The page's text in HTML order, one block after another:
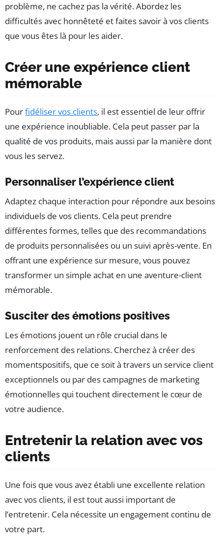
problème, ne cachez pas la vérité. Abordez les
difficultés avec honnêteté et faites savoir à vos clients
que vous êtes là pour les aider.
Créer une expérience client
mémorable
Pourfidéliser vos clients, il est essentiel de leur offrir
une expérience inoubliable. Cela peut passer par la
qualité de vos produits, mais aussi par la manière dont
vous les servez.
Personnaliser l’expérience client
Adaptez chaque interaction pour répondre aux besoins
individuels de vos clients. Cela peut prendre
différentes formes, telles que des recommandations
de produits personnalisées ou un suivi après-vente. En
offrant une expérience sur mesure, vous pouvez
transformer un simple achat en une aventure-client
mémorable.
Susciter des émotions positives
Les émotions jouent un rôle crucial dans le
renforcement des relations. Cherchez à créer des
momentspositifs, que ce soit à travers un service client
exceptionnels ou par des campagnes de marketing
émotionnelles qui touchent directement le cœur de
votre audience.
Entretenir la relation avec vos
clients
Une fois que vous avez établi une excellente relation
avec vos clients, il est tout aussi important de
l’entretenir. Cela nécessite un engagement continu de
votre part.